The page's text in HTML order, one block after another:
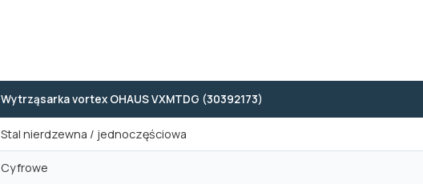
Wytrząsarka vortex OHAUS VXMTDG (30392173)
Stal nierdzewna / jednoczęściowa
Cyfrowe